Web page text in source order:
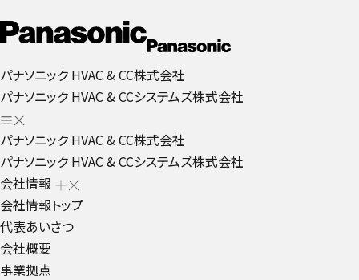
パナソニック HVAC & CC株式会社
パナソニック HVAC & CCシステムズ株式会社
パナソニック HVAC & CC株式会社
パナソニック HVAC & CCシステムズ株式会社
会社情報
会社情報トップ
代表あいさつ
会社概要
事業拠点